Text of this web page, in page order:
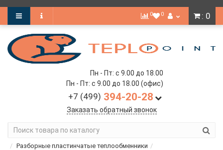
: 0
0 0
Пн - Пт: с 9.00 до 18.00
Пн - Пт: с 9.00 до 18.00 (офис)
+7 (499) 394-20-28
Заказать обратный звонок
Разборные пластинчатые теплообменники